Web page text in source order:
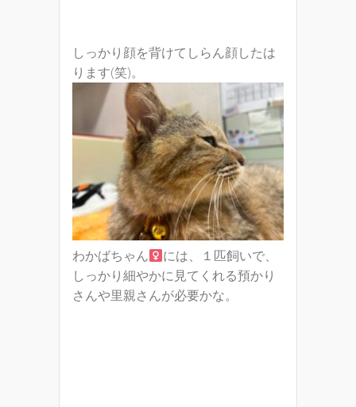
しっかり顔を背けてしらん顔したは
ります(笑)。
わかばちゃん
には、１匹飼いで、
しっかり細やかに見てくれる預かり
さんや里親さんが必要かな。